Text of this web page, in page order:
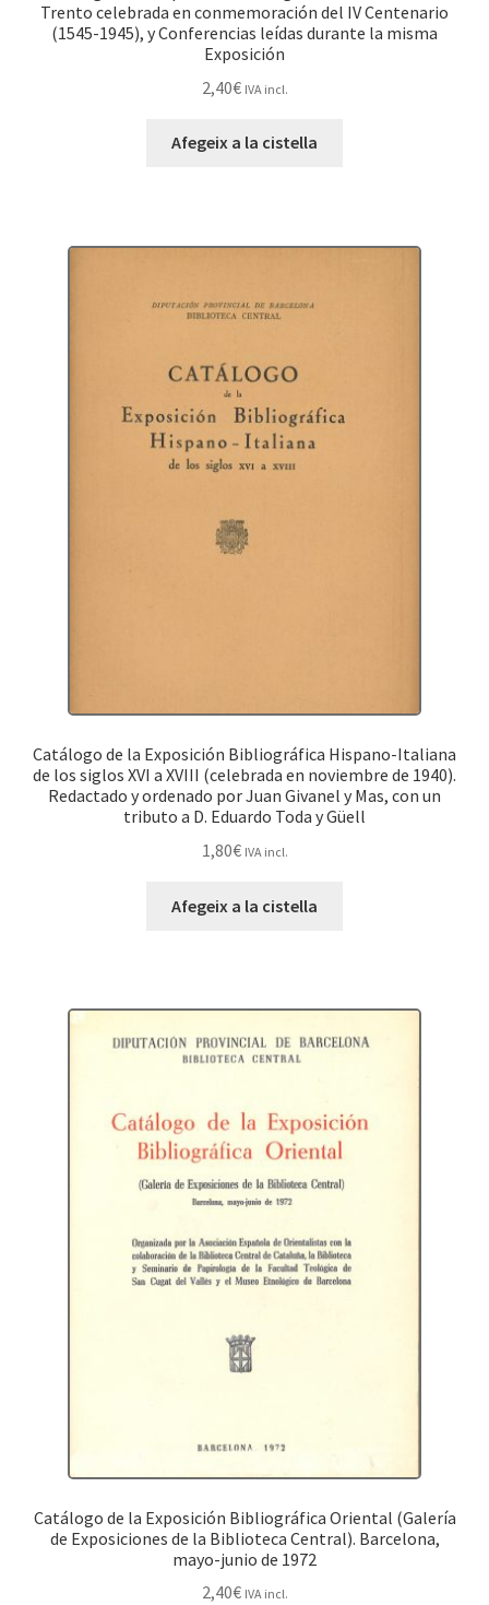
Trento celebrada en conmemoración del IV Centenario
(1545-1945), y Conferencias leídas durante la misma
Exposición
2,40€ IVA incl.
Afegeix a la cistella
Catálogo de la Exposición Bibliográfica Hispano-Italiana
de los siglos XVI a XVIII (celebrada en noviembre de 1940).
Redactado y ordenado por Juan Givanel y Mas, con un
tributo a D. Eduardo Toda y Güell
1,80€ IVA incl.
Afegeix a la cistella
Catálogo de la Exposición Bibliográfica Oriental (Galería
de Exposiciones de la Biblioteca Central). Barcelona,
mayo-junio de 1972
2,40€ IVA incl.